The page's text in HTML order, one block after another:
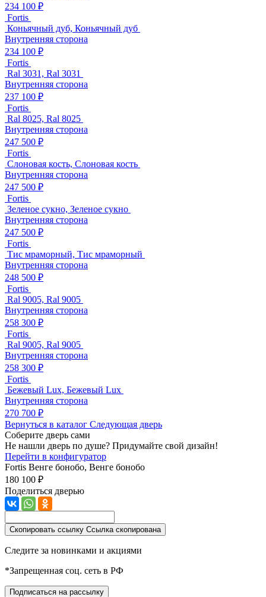
234 100 ₽
Fortis
Коньячный дуб, Коньячный дуб
Внутренняя сторона
234 100 ₽
Fortis
Ral 3031, Ral 3031
Внутренняя сторона
237 100 ₽
Fortis
Ral 8025, Ral 8025
Внутренняя сторона
247 500 ₽
Fortis
Слоновая кость, Слоновая кость
Внутренняя сторона
247 500 ₽
Fortis
Зеленое сукно, Зеленое сукно
Внутренняя сторона
247 500 ₽
Fortis
Тис мраморный, Тис мраморный
Внутренняя сторона
248 500 ₽
Fortis
Ral 9005, Ral 9005
Внутренняя сторона
258 300 ₽
Fortis
Ral 9005, Ral 9005
Внутренняя сторона
258 300 ₽
Fortis
Бежевый Lux, Бежевый Lux
Внутренняя сторона
270 700 ₽
Вернуться в каталог Следующая дверь
Соберите дверь сами
Не нашли дверь по душе? Придумайте свой дизайн!
Перейти в конфигуратор
Fortis Венге бонобо, Венге бонобо
180 100 ₽
Поделиться дверью
Скопировать ссылку Ссылка скопирована
Следите за новинками и акциями
*Запрещенная соц. сеть в РФ
Подписаться на рассылку